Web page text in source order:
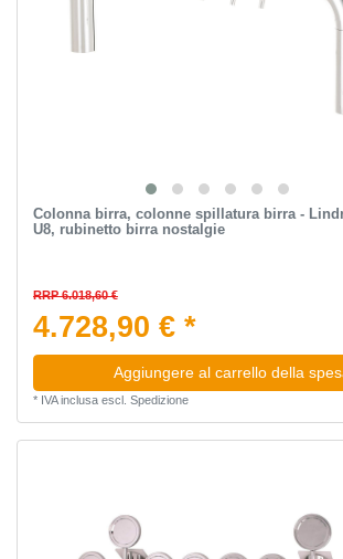
Colonna birra, colonne spillatura birra -
U8, rubinetto birra nostalgie
RRP 6.018,60 €
4.728,90 € *
Aggiungere al carrello della
* IVA inclusaescl. Spedizione